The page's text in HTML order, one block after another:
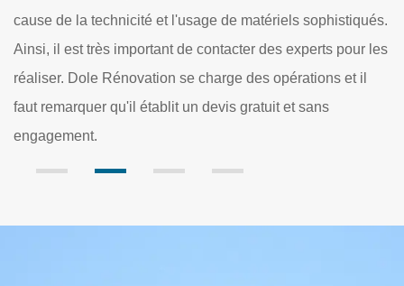
les
il
toute demande, nous faisons des interventions pour tout
60710 et ses villes. Nous mettons en place des
efficaces et un devis gratuit.